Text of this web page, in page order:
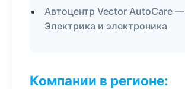
Автоцентр Vector AutoCare —
Электрика и электроника
Компании в регионе: